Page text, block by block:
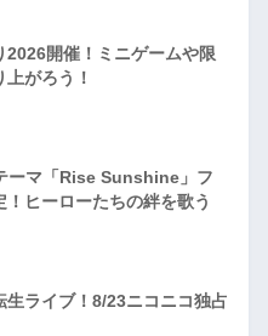
2026開催！ミニゲームや限
がろう！
ーマ「Rise Sunshine」フ
！ヒーローたちの絆を歌う
生ライブ！8/23ニコニコ独占